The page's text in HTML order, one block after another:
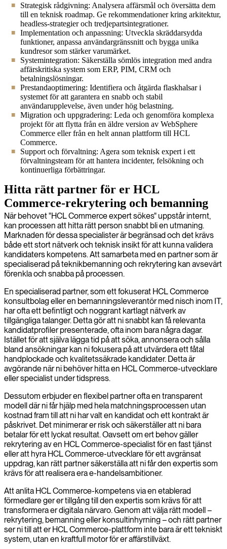
Strategisk rådgivning: Analysera affärsmål och översätta dem
till en teknisk roadmap. Ge rekommendationer kring arkitektur,
headless-strategier och tredjepartsintegrationer.
Implementation och anpassning: Utveckla skräddarsydda
funktioner, anpassa användargränssnitt och bygga unika
kundresor som stärker varumärket.
Systemintegration: Säkerställa sömlös integration med andra
affärskritiska system som ERP, PIM, CRM och
betalningslösningar.
Prestandaoptimering: Identifiera och åtgärda flaskhalsar i
systemet för att garantera en snabb och stabil
användarupplevelse, även under hög belastning.
Migration och uppgradering: Leda och genomföra komplexa
projekt för att flytta från en äldre version av WebSphere
Commerce eller från en helt annan plattform till HCL
Commerce.
Support och förvaltning: Agera som teknisk expert i ett
förvaltningsteam för att hantera incidenter, felsökning och
kontinuerliga förbättringar.
Hitta rätt partner för er HCL
Commerce-rekrytering och bemanning
När behovet "HCL Commerce expert sökes" uppstår internt,
kan processen att hitta rätt person snabbt bli en utmaning.
Marknaden för dessa specialister är begränsad och det krävs
både ett stort nätverk och teknisk insikt för att kunna validera
kandidaters kompetens. Att samarbeta med en partner som är
specialiserad på teknikbemanning och rekrytering kan avsevärt
förenkla och snabba på processen.
En specialiserad partner, som ett fokuserat HCL Commerce
konsultbolag eller en bemanningsleverantör med nisch inom IT,
har ofta ett befintligt och noggrant kartlagt nätverk av
tillgängliga talanger. Detta gör att ni snabbt kan få relevanta
kandidatprofiler presenterade, ofta inom bara några dagar.
Istället för att själva lägga tid på att söka, annonsera och sålla
bland ansökningar kan ni fokusera på att utvärdera ett fåtal
handplockade och kvalitetssäkrade kandidater. Detta är
avgörande när ni behöver hitta en HCL Commerce-utvecklare
eller specialist under tidspress.
Dessutom erbjuder en flexibel partner ofta en transparent
modell där ni får hjälp med hela matchningsprocessen utan
kostnad fram till att ni har valt en kandidat och ett kontrakt är
påskrivet. Det minimerar er risk och säkerställer att ni bara
betalar för ett lyckat resultat. Oavsett om ert behov gäller
rekrytering av en HCL Commerce-specialist för en fast tjänst
eller att hyra HCL Commerce-utvecklare för ett avgränsat
uppdrag, kan rätt partner säkerställa att ni får den expertis som
krävs för att realisera era e-handelsambitioner.
Att anlita HCL Commerce-kompetens via en etablerad
förmedlare ger er tillgång till den expertis som krävs för att
transformera er digitala närvaro. Genom att välja rätt modell –
rekrytering, bemanning eller konsultinhyrning – och rätt partner
ser ni till att er HCL Commerce-plattform inte bara är ett tekniskt
system, utan en kraftfull motor för er affärstillväxt.